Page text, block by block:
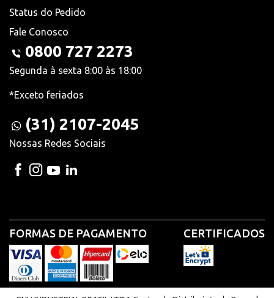
Status do Pedido
Fale Conosco
0800 727 2273
Segunda à sexta 8:00 às 18:00
*Exceto feriados
(31) 2107-2045
Nossas Redes Sociais
FORMAS DE PAGAMENTO CERTIFICADOS